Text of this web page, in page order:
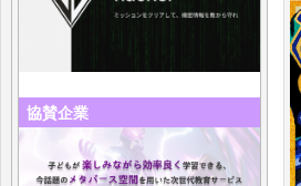
協賛企業